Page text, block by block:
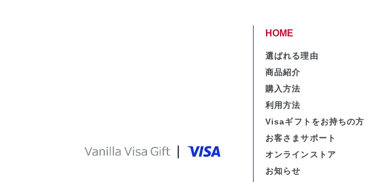
HOME
選ばれる理由
商品紹介
購入方法
利用方法
Visaギフトをお持ちの方
お客さまサポート
オンラインストア
お知らせ